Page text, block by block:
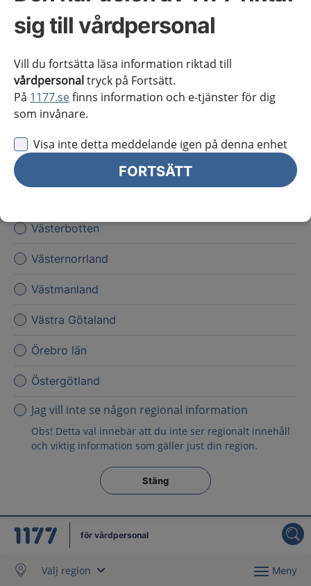
sig till vårdpersonal
Vill du fortsätta läsa information riktad till
vårdpersonaltryck på Fortsätt.
På 1177.sefinns information och e-tjänster för dig
som invånare.
Visa inte detta meddelande igen på denna enhet
FORTSÄTT
Kronoberg
Skåne
Stockholms län
Sörmland
Västerbotten
Västernorrland
Västmanland
Västra Götaland
Örebro län
Östergötland
Jag vill inte se någon regional information
Obs! Detta val innebär att du inte ser regionalt innehåll
och viktig information som gäller just din region.
Stäng regionsväljaren
Stäng
för vårdpersonal
Välj region Meny